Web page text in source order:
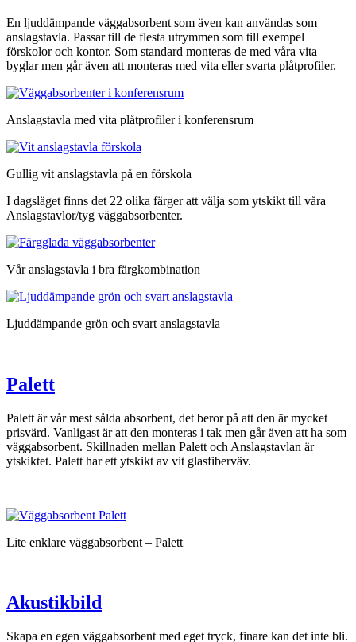
En ljuddämpande väggabsorbent som även kan användas som
anslagstavla. Passar till de flesta utrymmen som till exempel
förskolor och kontor. Som standard monteras de med våra vita
byglar men går även att monteras med vita eller svarta plåtprofiler.
Anslagstavla med vita plåtprofiler i konferensrum
Gullig vit anslagstavla på en förskola
I dagsläget finns det 22 olika färger att välja som ytskikt till våra
Anslagstavlor/tyg väggabsorbenter.
Vår anslagstavla i bra färgkombination
Ljuddämpande grön och svart anslagstavla
Palett
Palett är vår mest sålda absorbent, det beror på att den är mycket
prisvärd. Vanligast är att den monteras i tak men gåräven att ha som
väggabsorbent. Skillnaden mellan Palett och Anslagstavlan är
ytskiktet. Palett har ett ytskikt av vit glasfiberväv.
Lite enklare väggabsorbent – Palett
Akustikbild
Skapa en egen väggabsorbent med eget tryck, finare kan det inte bli.